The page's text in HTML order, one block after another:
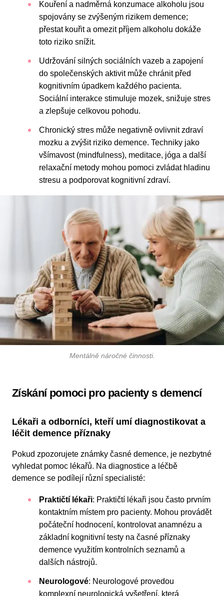
Kouření a nadměrná konzumace alkoholu jsou
spojovány se zvýšeným rizikem demence;
přestat kouřit a omezit příjem alkoholu dokáže
toto riziko snížit.
Udržování silných sociálních vazeb a zapojení
do společenských aktivit může chránit před
kognitivním úpadkem každého pacienta.
Sociální interakce stimuluje mozek, snižuje stres
a zlepšuje celkovou pohodu.
Chronický stres může negativně ovlivnit zdraví
mozku a zvýšit riziko demence. Techniky jako
všímavost (mindfulness), meditace, jóga a další
relaxační metody mohou pomoci zvládat hladinu
stresu a podporovat kognitivní zdraví.
Mentálně náročné činnosti.
Získání pomoci pro pacienty s demencí
Lékaři a odborníci, kteří umí diagnostikovat a
léčit demence příznaky
Pokud zpozorujete známky časné demence, je nezbytné
vyhledat pomoc lékařů. Na diagnostice a léčbě
demence se podílejí různí specialisté:
Praktičtí lékaři: Praktičtí lékaři jsou často prvním
kontaktním místem pro pacienty. Mohou provádět
počáteční hodnocení, kontrolovat anamnézu a
základní kognitivní testy na časné příznaky
demence využitím kontrolních seznamů a
dalších nástrojů.
Neurologové: Neurologové provedou
komplexní neurologická vyšetření, která